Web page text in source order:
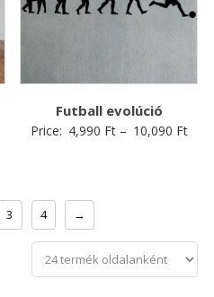
Futball evolúció
Price: 4,990 Ft– 10,090 Ft
3 4 →